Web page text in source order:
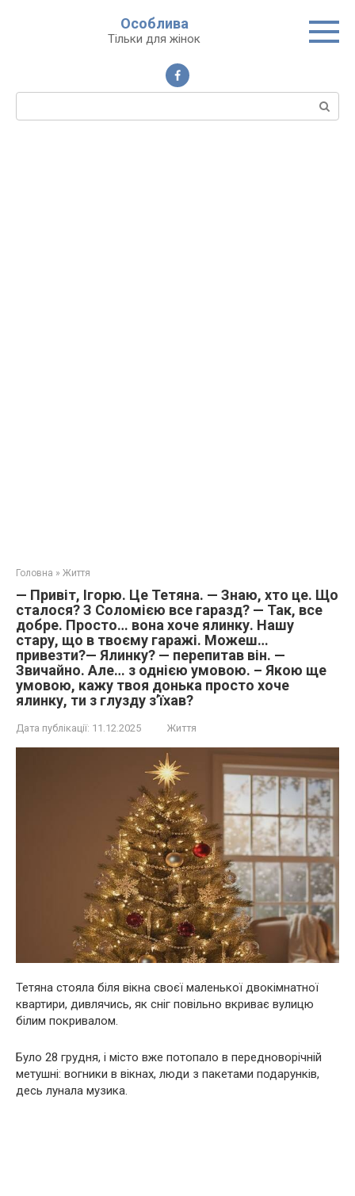
Особлива
Тільки для жінок
Пошук:
Головна » Життя
— Привіт, Ігорю. Це Тетяна. — Знаю, хто це. Що
сталося? З Соломією все гаразд? — Так, все
добре. Просто… вона хоче ялинку. Нашу
стару, що в твоєму гаражі. Можеш…
привезти?— Ялинку? — перепитав він. —
Звичайно. Але… з однією умовою. – Якою ще
умовою, кажу твоя донька просто хоче
ялинку, ти з глузду з’їхав?
Дата публікації: 11.12.2025 Життя
Тетяна стояла біля вікна своєї маленької двокімнатної
квартири, дивлячись, як сніг повільно вкриває вулицю
білим покривалом.
Було 28 грудня, і місто вже потопало в передноворічній
метушні: вогники в вікнах, люди з пакетами подарунків,
десь лунала музика.